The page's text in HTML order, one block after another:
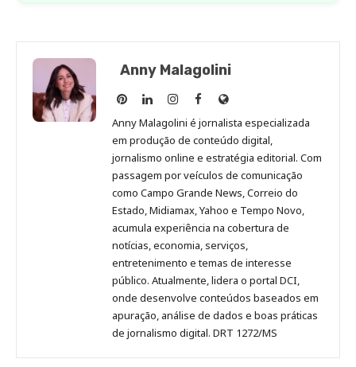
Anny Malagolini
Anny
Malagolini
no
Pinterest
Anny
Malagolini
no
LinkedIn
Anny
Malagolini
no
Instagram
Anny
Malagolini
no
Facebook
Site
de
Anny
Malagolini
Anny Malagolini é jornalista especializada
em produção de conteúdo digital,
jornalismo online e estratégia editorial. Com
passagem por veículos de comunicação
como Campo Grande News, Correio do
Estado, Midiamax, Yahoo e Tempo Novo,
acumula experiência na cobertura de
notícias, economia, serviços,
entretenimento e temas de interesse
público. Atualmente, lidera o portal DCI,
onde desenvolve conteúdos baseados em
apuração, análise de dados e boas práticas
de jornalismo digital. DRT 1272/MS